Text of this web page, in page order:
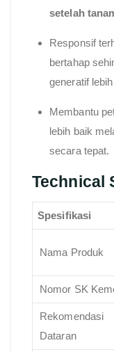
setelah
Responsif
bertahap
generatif
Membantu
lebih baik
secara tepat.
Technical
Spesifikasi
Nama Produk
Nomor SK
Rekomendasi
Dataran